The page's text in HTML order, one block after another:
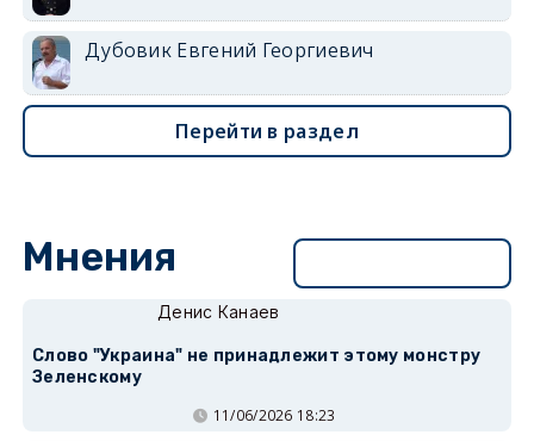
Дубовик Евгений Георгиевич
Перейти в раздел
Мнения
Денис Канаев
Слово "Украина" не принадлежит этому монстру
Зеленскому
11/06/2026 18:23